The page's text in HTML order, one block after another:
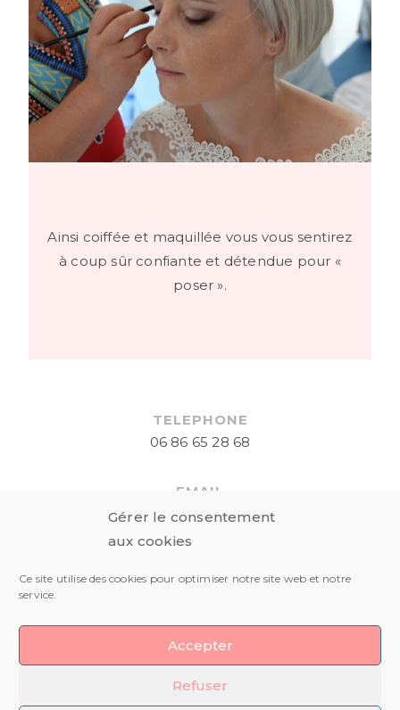
Gérer le consentement
aux cookies
Ce site utilise des cookies pour optimiser notre site web et notre
service.
Accepter
Refuser
Ainsi coiffée et maquillée vous vous sentirez
à coup sûr confiante et détendue pour «
poser ».
TELEPHONE
06 86 65 28 68
EMAIL
elodielazarphotographie@gmail.com